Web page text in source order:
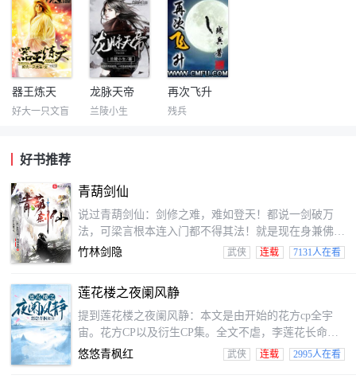
器王炼天
好大一只文盲
龙脉天帝
兰陵小生
再次飞升
残兵
好书推荐
青葫剑仙
说过青葫剑仙：剑修之难，难如登天！都说一剑破万
法，可梁言根本连入门都不得其法！就是现在身兼佛儒
两宗功法，却偏偏一心向往剑道的凡人流故事。作品先
竹林剑隐 武侠 连载 7131人在看
莲花楼之夜阑风静
提到莲花楼之夜阑风静：本文是由开始的花方cp全宇
宙。花方CP以及衍生CP集。全文不虐，李莲花长命百
岁，永远的HE，永远的1v1。具体内容如下：（已完
悠悠青枫红 武侠 连载 2995人在看